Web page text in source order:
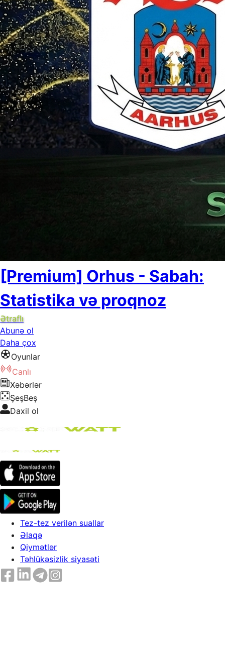
[Premium] Orhus - Sabah:
Statistika və proqnoz
Ətraflı
Abunə ol
Daha çox
Oyunlar
Canlı
Xəbərlər
ŞeşBeş
Daxil ol
Tez-tez verilən suallar
Əlaqə
Qiymətlər
Təhlükəsizlik siyasəti